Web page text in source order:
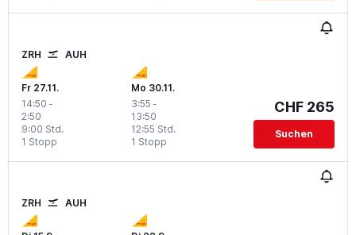
ZRH AUH
Fr 27.11.
14:50 -
2:50
1 Stopp
9:00 Std.
Mo 30.11.
3:55 -
13:50
1 Stopp
12:55 Std.
CHF 265
Suchen
ZRH AUH